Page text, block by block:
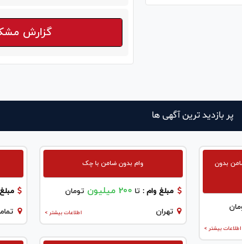
گزارش
پر بازدید ترین آگهی ها
بدون
اطلاعات بیشتر >
وام بدون ضامن با چک
مبلغ وام : تا 200 میلیون تومان
اطلاعات بیشتر > تهران